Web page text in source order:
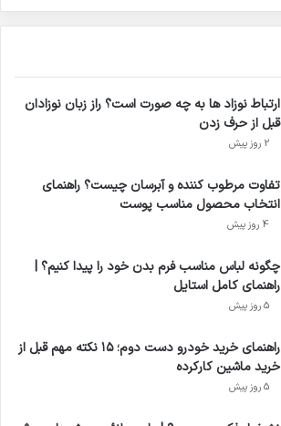
ارتباط نوزاد ها به چه صورت است؟ راز زبان نوزادان
قبل از حرف زدن
2 روز پیش
تفاوت مرطوب کننده و آبرسان چیست؟ راهنمای
انتخاب محصول مناسب پوست
4 روز پیش
چگونه لباس مناسب فرم بدن خود را پیدا کنیم؟ |
راهنمای کامل استایل
5 روز پیش
راهنمای خرید خودرو دست دوم؛ ۱۵ نکته مهم قبل از
خرید ماشین کارکرده
5 روز پیش